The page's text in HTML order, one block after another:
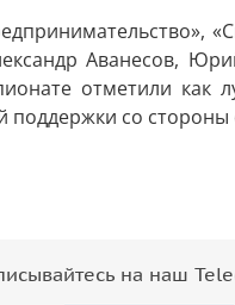
Аванесов,
отметили как
со
на наш